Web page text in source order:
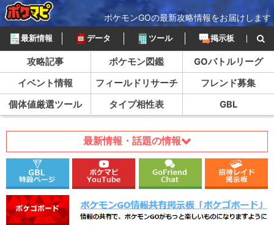
ポケモンGOの最新攻略情報をお届けします
最新情報 データ ツール 掲示板
攻略記事 ポケモン図鑑
GOバトルリーグ
イベント情報
フィールドリサーチ
フレンド募集
個体値厳選ツール
タイプ相性表 GBL
最新情報・話題の情報